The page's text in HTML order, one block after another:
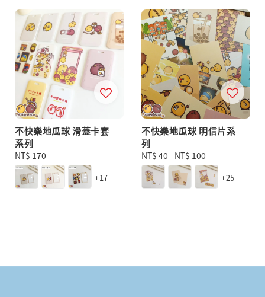
不快樂地瓜球 滑蓋卡套
系列
Regular
price
NT$ 170
+17
不快樂地瓜球 明信片系
列
Regular
price
NT$ 40 - NT$ 100
+25